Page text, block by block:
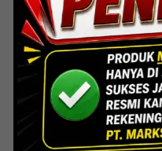
Interior Bank
Lihat Detail